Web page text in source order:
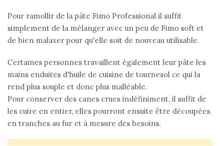
Pour ramollir de la pâte Fimo Professional il suffit
simplement de la mélanger avec un peu de Fimo soft et
de bien malaxer pour qu'elle soit de nouveau utilisable.
Certaines personnes travaillent également leur pâte les
mains enduites d'huile de cuisine de tournesol ce qui la
rend plus souple et donc plus malléable.
Pour conserver des canes crues indéfiniment, il suffit de
les cuire en entier, elles pourront ensuite être découpées
en tranches au fur et à mesure des besoins.